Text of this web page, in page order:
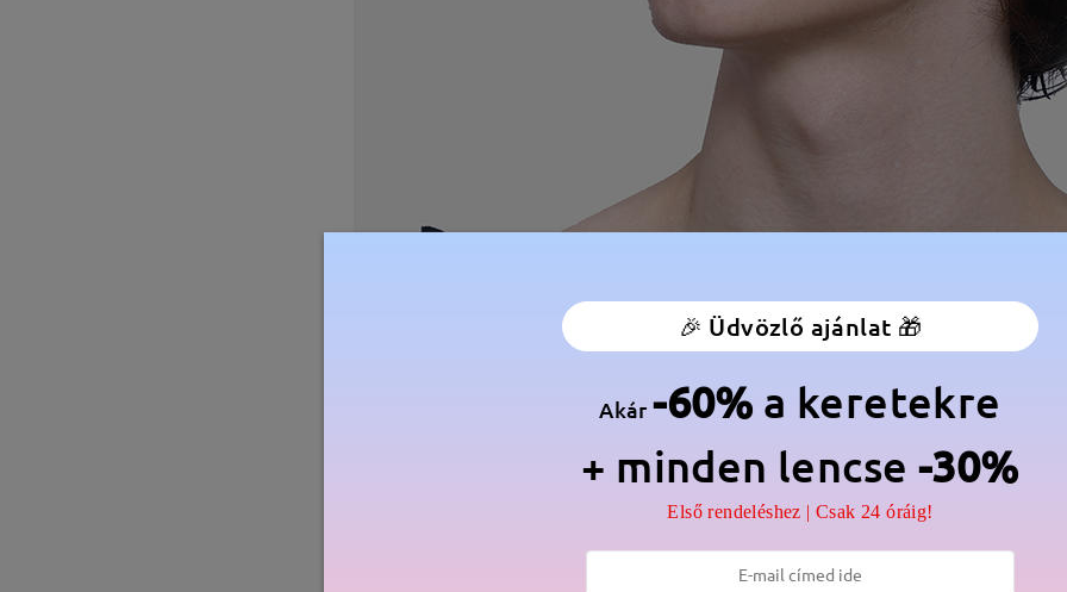
🎉 Üdvözlő ajánlat 🎁
Akár-60% a keretekre
+ minden lencse -30%
Első rendeléshez | Csak 24 óráig!